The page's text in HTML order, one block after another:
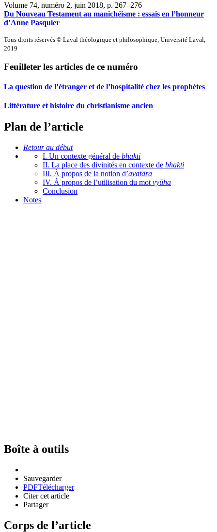
Volume 74, numéro 2, juin 2018, p. 267–276
Du Nouveau Testament au manichéisme : essais en l’honneur
d’Anne Pasquier
Tous droits réservés © Laval théologique et philosophique, Université Laval,
2019
Feuilleter les articles de ce numéro
La question de l’étranger et de l’hospitalité chez les prophètes
Littérature et histoire du christianisme ancien
Plan de l’article
Retour au début
I. Un contexte général de bhakti
II. La place des divinités en contexte de bhakti
III. À propos de la notion d’avatāra
IV. À propos de l’utilisation du mot vyūha
Conclusion
Notes
Boîte à outils
Sauvegarder
PDFTélécharger
Citer cet article
Partager
Corps de l’article